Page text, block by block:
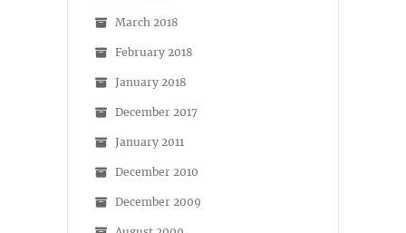
March 2018
February 2018
January 2018
December 2017
January 2011
December 2010
December 2009